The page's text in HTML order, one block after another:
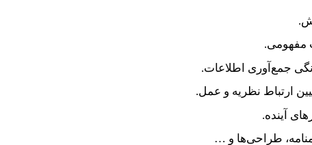
مفهومی.
جمع‌آوری اطلاعات.
ارتباط نظریه و عمل.
آینده.
طراحی‌ها و …